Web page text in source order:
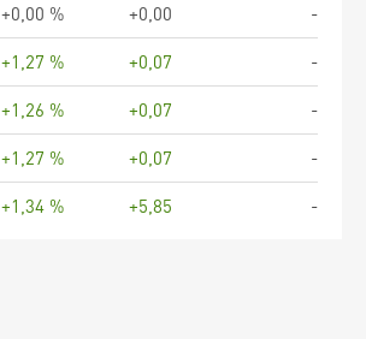
+0,00 % +0,00
-
+1,27 % +0,07
-
+1,26 % +0,07
-
+1,27 % +0,07
-
+1,34 % +5,85 -